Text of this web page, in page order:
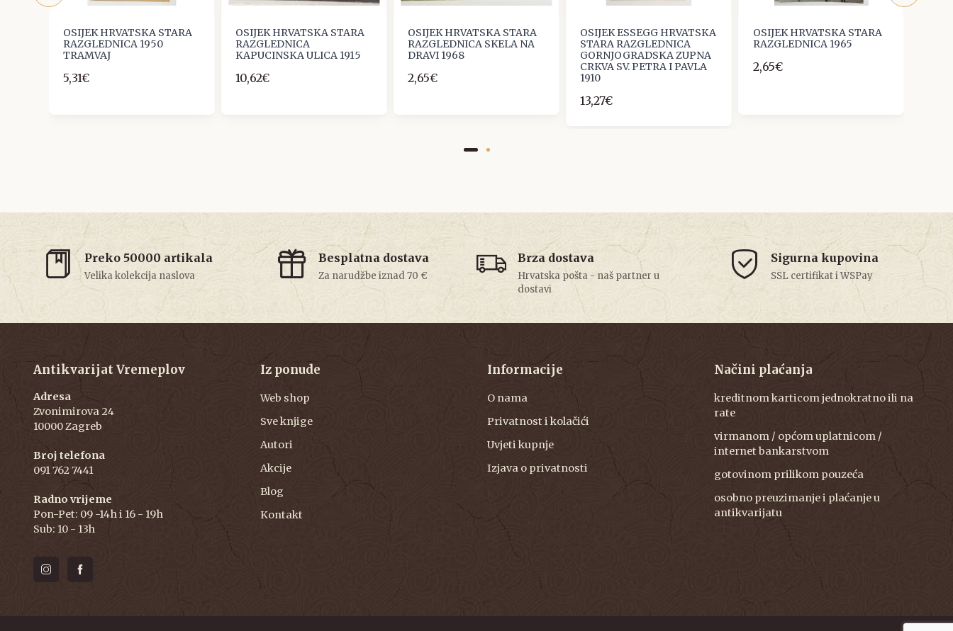
OSIJEK HRVATSKA STARA
RAZGLEDNICA 1950
TRAMVAJ
5,31€
OSIJEK HRVATSKA STARA
RAZGLEDNICA
KAPUCINSKA ULICA 1915
10,62€
OSIJEK HRVATSKA STARA
RAZGLEDNICA SKELA NA
DRAVI 1968
2,65€
OSIJEK ESSEGG HRVATSKA
STARA RAZGLEDNICA
GORNJOGRADSKA ZUPNA
CRKVA SV. PETRA I PAVLA
1910
13,27€
OSIJEK HRVATSKA STARA
RAZGLEDNICA 1965
2,65€
Preko 50000 artikala
Velika kolekcija naslova
Besplatna dostava
Za narudžbe iznad 70 €
Brza dostava
Hrvatska pošta - naš partner u
dostavi
Sigurna kupovina
SSL certifikat i WSPay
Antikvarijat Vremeplov
Adresa
Zvonimirova 24
10000 Zagreb
Broj telefona
091 762 7441
Radno vrijeme
Pon-Pet: 09 -14h i 16 - 19h
Sub: 10 - 13h
Iz ponude
Web shop
Sve knjige
Autori
Akcije
Blog
Kontakt
Informacije
O nama
Privatnost i kolačići
Uvjeti kupnje
Izjava o privatnosti
Načini plaćanja
kreditnom karticom jednokratno ili na
rate
virmanom / općom uplatnicom /
internet bankarstvom
gotovinom prilikom pouzeća
osobno preuzimanje i plaćanje u
antikvarijatu